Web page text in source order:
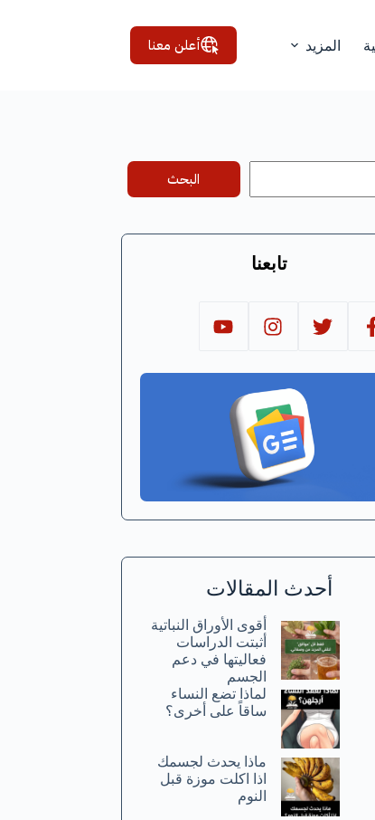
المزيد أعلن معنا
البحث
تابعنا
أحدث المقالات
أقوى الأوراق النباتية
أثبتت الدراسات
فعاليتها في دعم
الجسم
لماذا تضع النساء
ساقاً على أخرى؟
ماذا يحدث لجسمك
اذا اكلت موزة قبل
النوم